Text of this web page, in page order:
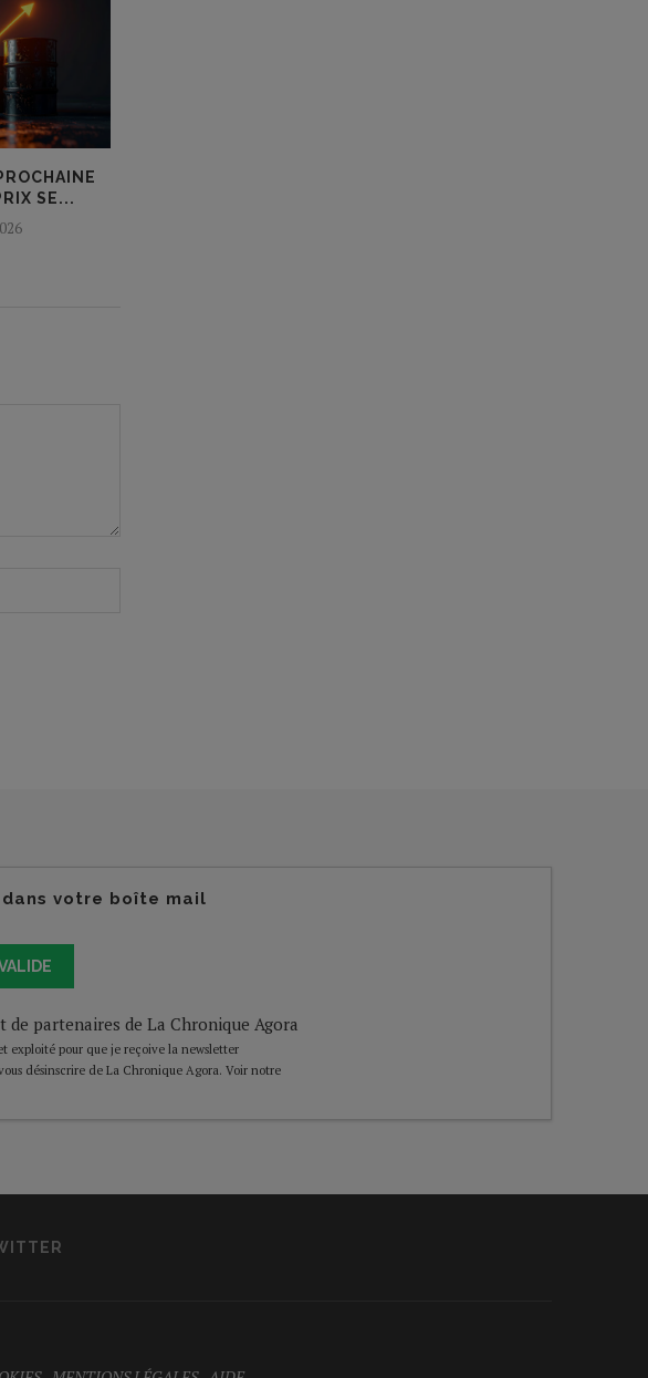
SE...
votre boîte mail
partenaires de La Chronique Agora
exploité pour que je reçoive la newsletter
désinscrire de La Chronique Agora. Voir notre